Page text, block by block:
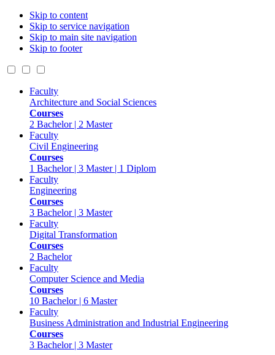
Skip to content
Skip to service navigation
Skip to main site navigation
Skip to footer
Faculty
Architecture and Social Sciences
Courses
2 Bachelor | 2 Master
Faculty
Civil Engineering
Courses
1 Bachelor | 3 Master | 1 Diplom
Faculty
Engineering
Courses
3 Bachelor | 3 Master
Faculty
Digital Transformation
Courses
2 Bachelor
Faculty
Computer Science and Media
Courses
10 Bachelor | 6 Master
Faculty
Business Administration and Industrial Engineering
Courses
3 Bachelor | 3 Master